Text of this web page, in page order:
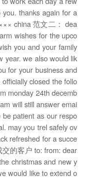
thanks again for a
china 范文二： dea
wishes for the upco
you and your family
year. we also would lik
for your business and
closed the follo
monday 24th decemb
will still answer emai
patient as our respo
may you trel safely ov
refreshed for a succe
的客户 to: from: dear
christmas and new y
would like to extend o